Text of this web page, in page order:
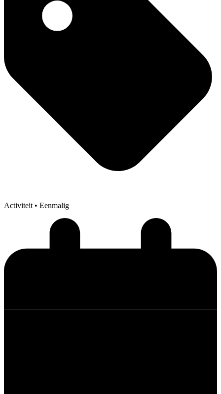
Activiteit • Eenmalig